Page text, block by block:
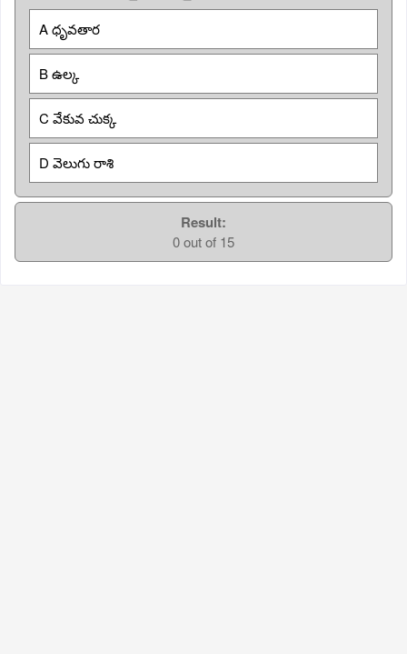
A ధృవతార
B ఉల్క
C వేకువ చుక్క
D వెలుగు రాశి
Result:
0 out of 15